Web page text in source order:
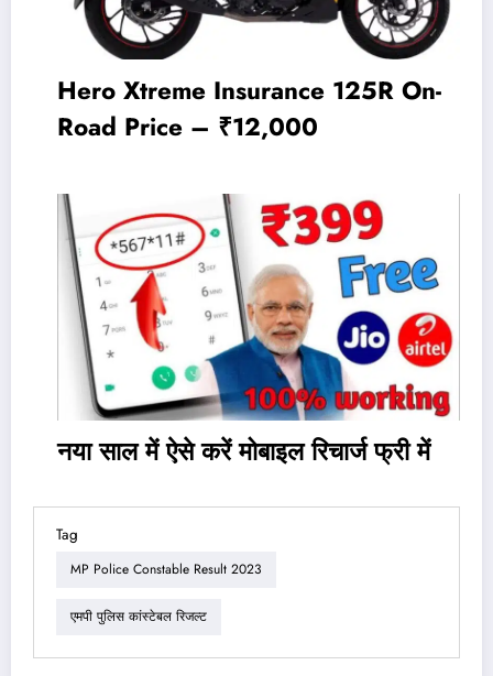
Hero Xtreme Insurance 125R On-
Road Price – ₹12,000
नया साल में ऐसे करें मोबाइल रिचार्ज फ्री में
Tag
MP Police Constable Result 2023
एमपी पुलिस कांस्टेबल रिजल्ट